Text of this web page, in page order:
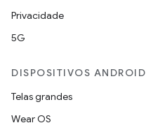
Privacidade
5G
DISPOSITIVOS ANDROID
Telas grandes
Wear OS